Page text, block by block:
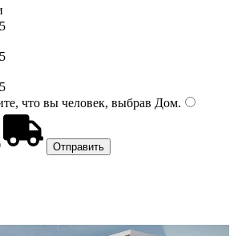
5
5
5
что вы человек, выбрав Дом.